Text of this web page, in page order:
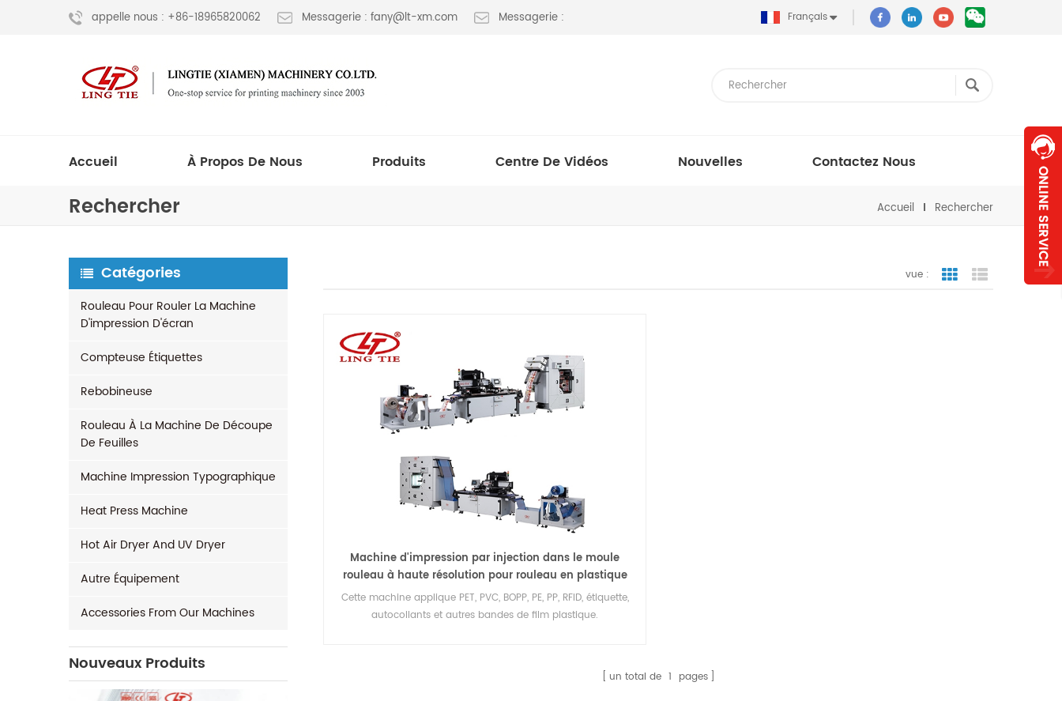
appelle nous : +86-18965820062 Messagerie : fany@lt-xm.com Messagerie : Français
Accueil À Propos De Nous Produits Centre De Vidéos Nouvelles Contactez Nous
Rechercher Accueil Rechercher
Catégories
Rouleau Pour Rouler La Machine
D'impression D'écran
Compteuse Étiquettes
Rebobineuse
Rouleau À La Machine De Découpe
De Feuilles
Machine Impression Typographique
Heat Press Machine
Hot Air Dryer And UV Dryer
Autre Équipement
Accessories From Our Machines
Nouveaux Produits
vue : vue de la grille
vue de liste
Machine d'impression par injection dans le moule
rouleau à haute résolution pour rouleau en plastique
Cette machine applique PET, PVC, BOPP, PE, PP, RFID, étiquette,
autocollants et autres bandes de film plastique.
un total de 1 pages